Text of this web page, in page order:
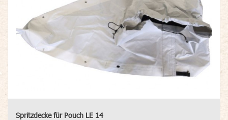
Spritzdecke für Pouch LE 14